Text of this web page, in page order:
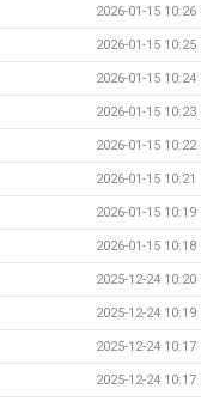
2026-01-15 10:26
2026-01-15 10:25
2026-01-15 10:24
2026-01-15 10:23
2026-01-15 10:22
2026-01-15 10:21
2026-01-15 10:19
2026-01-15 10:18
2025-12-24 10:20
2025-12-24 10:19
2025-12-24 10:17
2025-12-24 10:17